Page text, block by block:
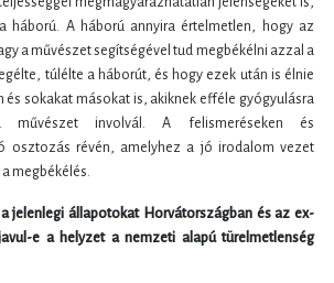
háború. A háború annyira értelmetlen, hogy az
a művészet segítségével tud megbékélni azzal a
túlélte a háborút, és hogy ezek után is élnie
és sokakat másokat is, akiknek efféle gyógyulásra
művészet involvál. A felismeréseken és
osztozás révén, amelyhez a jó irodalom vezet
megbékélés.
jelenlegi állapotokat Horvátországban és az ex-
e a helyzet a nemzeti alapú türelmetlenség